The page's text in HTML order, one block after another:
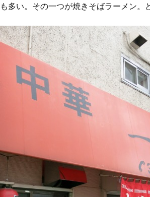
多い。その一つが焼きそばラーメン